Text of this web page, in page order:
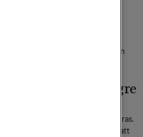
ditt bredband av.
mitt internet?
din bredbandshastighet på
på att den maximala hastigheten
möjliga förutsättningar som
uppkoppling.
bra med en högre
dator eller andra enheter uppdateras.
ofta ett avbrott och därför vill vi att